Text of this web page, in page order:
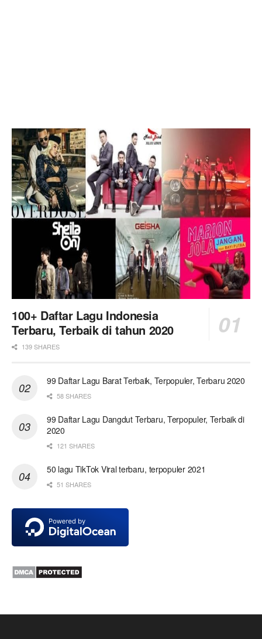
100+ Daftar Lagu Indonesia
Terbaru, Terbaik di tahun 2020
139 SHARES
99 Daftar Lagu Barat Terbaik, Terpopuler, Terbaru 2020
58 SHARES
99 Daftar Lagu Dangdut Terbaru, Terpopuler, Terbaik di
2020
121 SHARES
50 lagu TikTok Viral terbaru, terpopuler 2021
51 SHARES